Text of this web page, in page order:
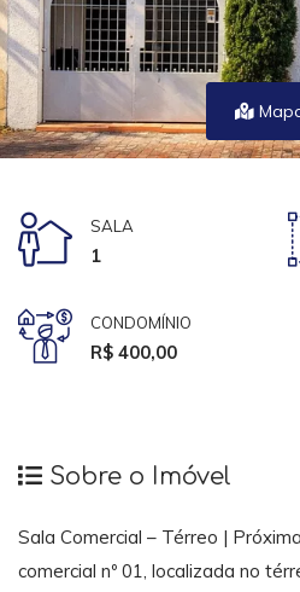
SALA
1
CONDOMÍNIO
R$ 400,00
Sobre o Imóvel
Sala Comercial – Térreo |
comercial nº 01, localizada no